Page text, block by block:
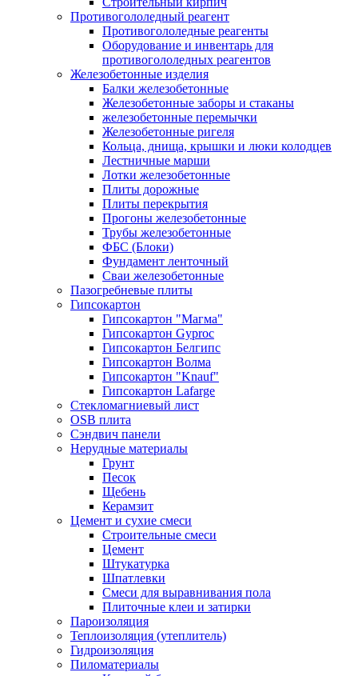
Противогололедный реагент
Противогололедные реагенты
Оборудование и инвентарь для
противогололедных реагентов
Железобетонные изделия
Балки железобетонные
Железобетонные заборы и стаканы
железобетонные перемычки
Железобетонные ригеля
Кольца, днища, крышки и люки колодцев
Лестничные марши
Лотки железобетонные
Плиты дорожные
Плиты перекрытия
Прогоны железобетонные
Трубы железобетонные
ФБС (Блоки)
Фундамент ленточный
Сваи железобетонные
Пазогребневые плиты
Гипсокартон
Гипсокартон "Магма"
Гипсокартон Gyproc
Гипсокартон Белгипс
Гипсокартон Волма
Гипсокартон "Knauf"
Гипсокартон Lafarge
Стекломагниевый лист
OSB плита
Сэндвич панели
Нерудные материалы
Грунт
Песок
Щебень
Керамзит
Цемент и сухие смеси
Строительные смеси
Цемент
Штукатурка
Шпатлевки
Смеси для выравнивания пола
Плиточные клеи и затирки
Пароизоляция
Теплоизоляция (утеплитель)
Гидроизоляция
Пиломатериалы